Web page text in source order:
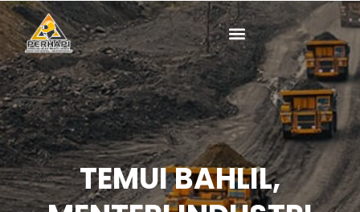
Lewati
ke
konten
TEMUI BAHLIL,